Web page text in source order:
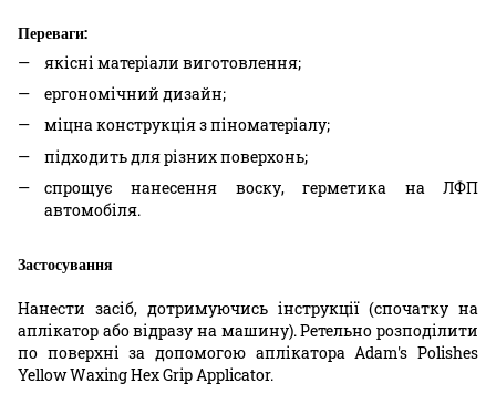
Переваги:
якісні матеріали виготовлення;
ергономічний дизайн;
міцна конструкція з піноматеріалу;
підходить для різних поверхонь;
спрощує нанесення воску, герметика на ЛФП
автомобіля.
Застосування
Нанести засіб, дотримуючись інструкції (спочатку на
аплікатор або відразу на машину). Ретельно розподілити
по поверхні за допомогою аплікатора Adam's Polishes
Yellow Waxing Hex Grip Applicator.